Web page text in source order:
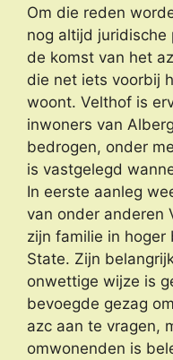
Om die reden
nog altijd juridische
de komst van het
die net iets voorbij
woont. Velthof is
inwoners van
bedrogen, onder
is vastgelegd
In eerste aanleg
van onder anderen
zijn familie in hoger
State. Zijn
onwettige wijze is
bevoegde gezag
azc aan te vragen,
omwonenden is